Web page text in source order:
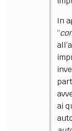
In
“
ai